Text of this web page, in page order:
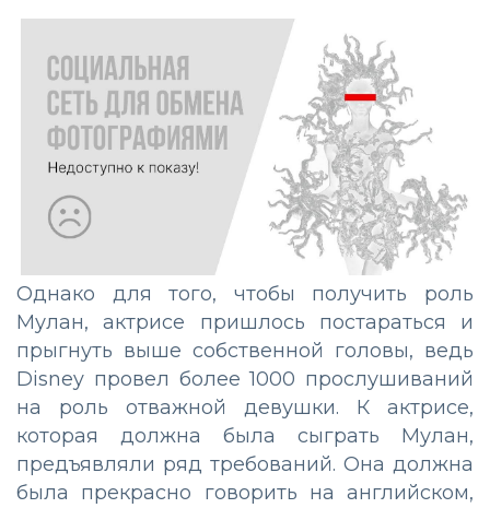
Однако для того, чтобы получить роль
Мулан, актрисе пришлось постараться и
прыгнуть выше собственной головы, ведь
Disney провел более 1000 прослушиваний
на роль отважной девушки. К актрисе,
которая должна была сыграть Мулан,
предъявляли ряд требований. Она должна
была прекрасно говорить на английском,